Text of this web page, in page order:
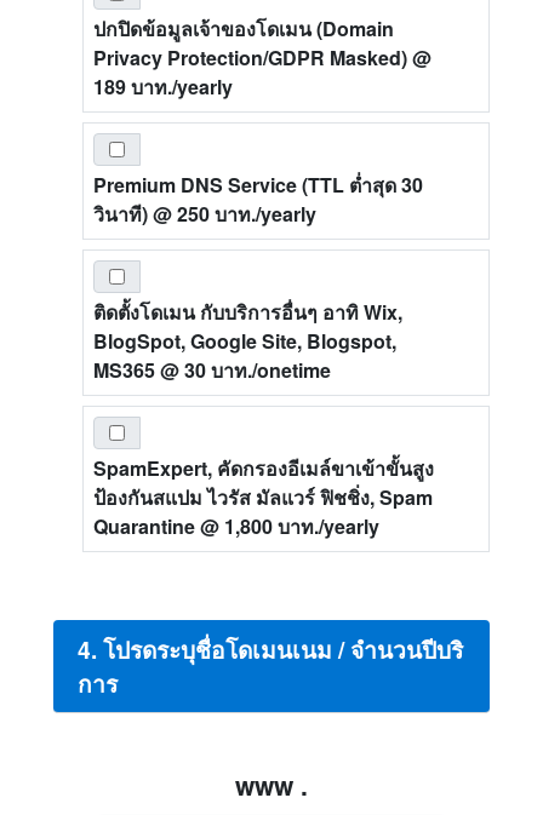
ปกปิดข้อมูลเจ้าของโดเมน (Domain
Privacy Protection/GDPR Masked)@
189 บาท./yearly
Premium DNS Service (TTL ต่ำสุด 30
วินาที)@ 250 บาท./yearly
ติดตั้งโดเมน กับบริการอื่นๆ อาทิ Wix,
BlogSpot, Google Site, Blogspot,
MS365@ 30 บาท./onetime
SpamExpert, คัดกรองอีเมล์ขาเข้าขั้นสูง
ป้องกันสแปม ไวรัส มัลแวร์ ฟิชชิ่ง, Spam
Quarantine@ 1,800 บาท./yearly
4. โปรดระบุชื่อโดเมนเนม / จำนวนปีบริ
การ
www .